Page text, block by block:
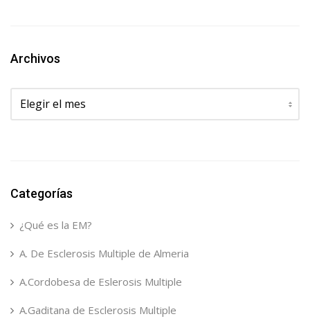
Archivos
Archivos
Categorías
¿Qué es la EM?
A. De Esclerosis Multiple de Almeria
A.Cordobesa de Eslerosis Multiple
A.Gaditana de Esclerosis Multiple